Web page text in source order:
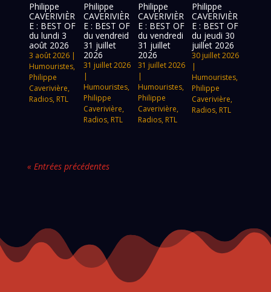
Philippe
CAVERIVIÈR
E : BEST OF
du lundi 3
août 2026
3 août 2026 |
Humouristes,
Philippe
Caverivière,
Radios, RTL
Philippe
CAVERIVIÈR
E : BEST OF
du vendreid
31 juillet
2026
31 juillet 2026
|
Humouristes,
Philippe
Caverivière,
Radios, RTL
Philippe
CAVERIVIÈR
E : BEST OF
du vendredi
31 juillet
2026
31 juillet 2026
|
Humouristes,
Philippe
Caverivière,
Radios, RTL
Philippe
CAVERIVIÈR
E : BEST OF
du jeudi 30
juillet 2026
30 juillet 2026
|
Humouristes,
Philippe
Caverivière,
Radios, RTL
« Entrées précédentes